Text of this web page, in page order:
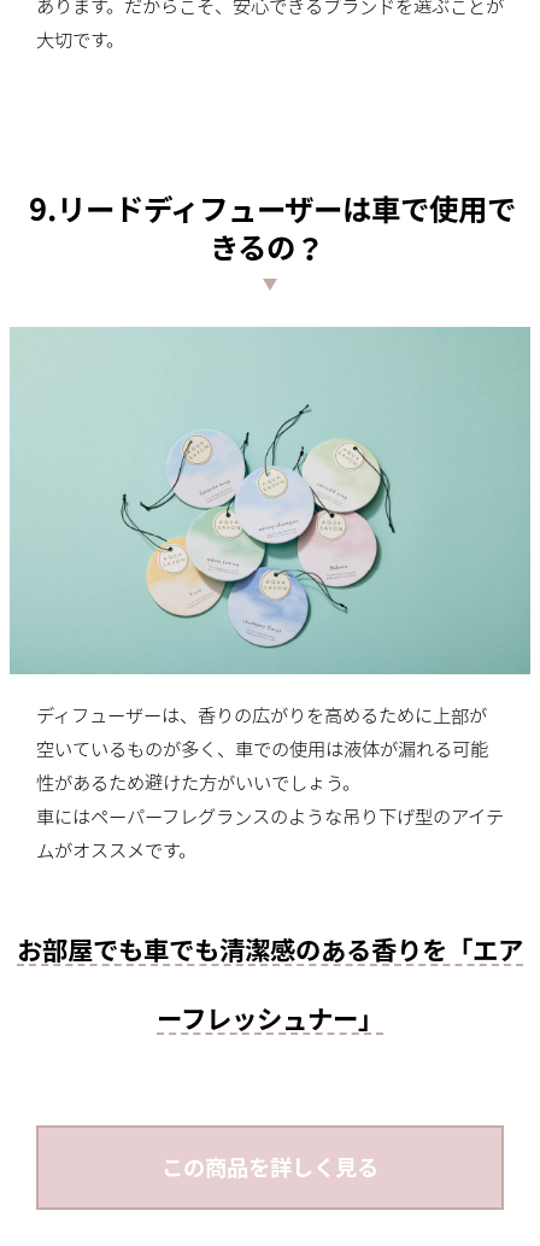
あります。だからこそ、安心できるブランドを選ぶことが
大切です。
9.リードディフューザーは車で使用で
きるの？
ディフューザーは、香りの広がりを高めるために上部が
空いているものが多く、車での使用は液体が漏れる可能
性があるため避けた方がいいでしょう。
車にはペーパーフレグランスのような吊り下げ型のアイテ
ムがオススメです。
お部屋でも車でも清潔感のある香りを「エア
ーフレッシュナー」
この商品を詳しく見る